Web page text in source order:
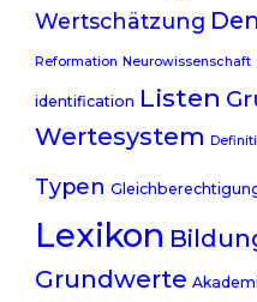
Wertschätzung
Reformation Neurowissenschaft
identification Listen
Wertesystem
Typen
Lexikon
Grundwerte